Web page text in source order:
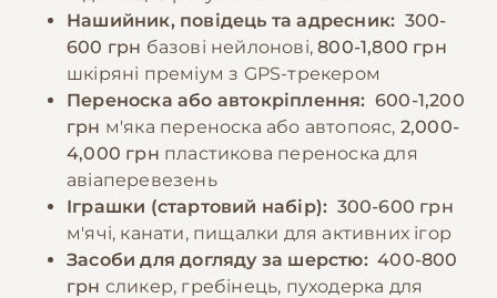
🎁 −10% на зоотовари
За промокодом E-PET
Нашийник, повідець та адресник: 300-
600 грн базові нейлонові,800-1,800 грн
шкіряні преміум з GPS-трекером
Переноска або автокріплення: 600-1,200
грн м'яка переноска або автопояс, 2,000-
4,000 грн пластикова переноска для
авіаперевезень
Іграшки (стартовий набір): 300-600 грн
м'ячі, канати, пищалки для активних ігор
Засоби для догляду за шерстю: 400-800
грн сликер, гребінець, пуходерка для